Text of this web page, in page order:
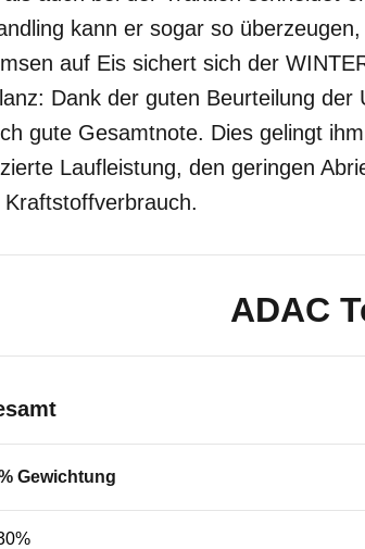
kann er sogar so
auf Eis sichert sich der
Dank der guten Beurteilung
gute Gesamtnote. Dies gelingt
Laufleistung, den geringen
Kraftstoffverbrauch.
ADAC
Gewichtung